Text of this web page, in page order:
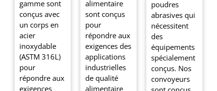
gamme sont
conçus avec
un corps en
acier
inoxydable
(ASTM 316L)
pour
répondre aux
exigences
alimentaire
sont conçus
pour
répondre aux
exigences des
applications
industrielles
de qualité
alimentaire
poudres
abrasives qui
nécessitent
des
équipements
spécialement
conçus. Nos
convoyeurs